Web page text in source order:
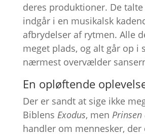
deres produktioner. De
indgår i en musikalsk
afbrydelser af rytmen. Alle
meget plads, og alt går op i
nærmest overvælder
En opløftende
Der er sandt at sige ikke
Biblens Exodus, men Prinsen
handler om mennesker, der